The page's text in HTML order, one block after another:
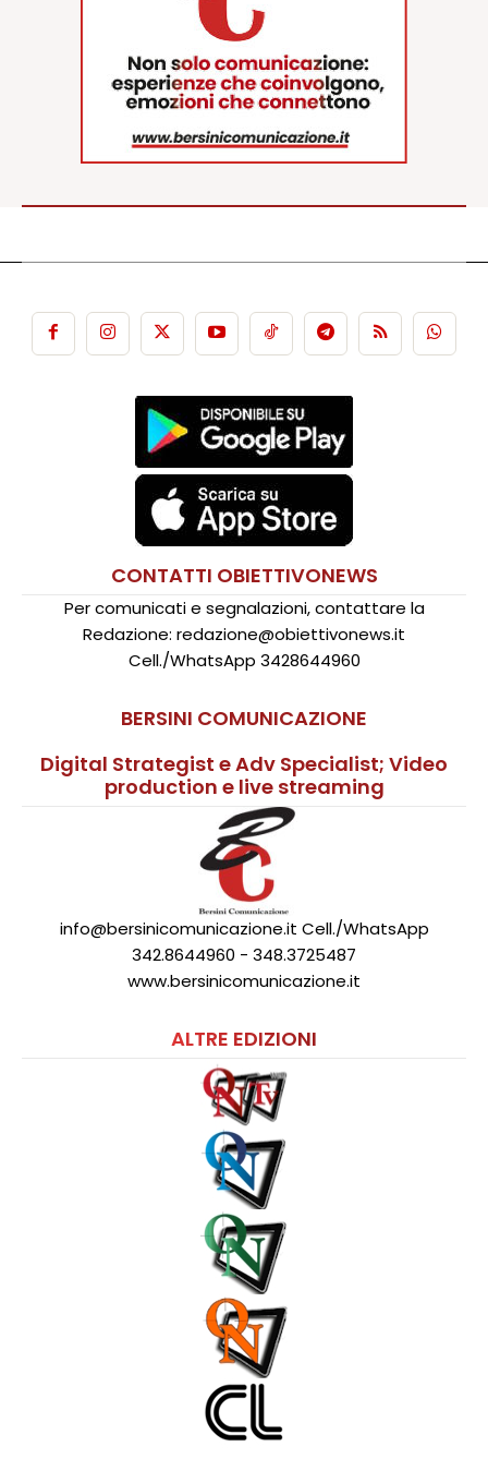
CONTATTI OBIETTIVONEWS
Per comunicati e segnalazioni, contattare la
Redazione: redazione@obiettivonews.it
Cell./WhatsApp 3428644960
BERSINI COMUNICAZIONE
Digital Strategist e Adv Specialist; Video
production e live streaming
info@bersinicomunicazione.it Cell./WhatsApp
342.8644960 - 348.3725487
www.bersinicomunicazione.it
ALTRE EDIZIONI